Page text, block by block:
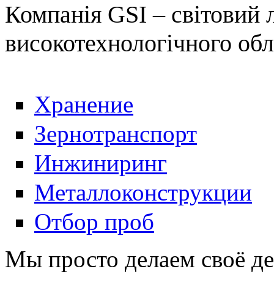
Компанія GSI – світовий
високотехнологічного
Хранение
Зернотранспорт
Инжиниринг
Металлоконструкции
Отбор проб
Мы просто делаем своё